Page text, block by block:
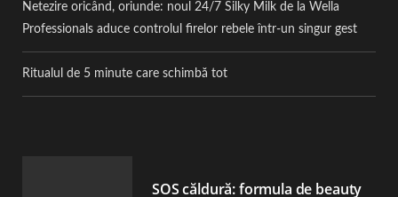
Netezire oricând, oriunde: noul 24/7 Silky Milk de la Wella
Professionals aduce controlul firelor rebele într-un singur gest
Ritualul de 5 minute care schimbă tot
SOS căldură: formula de beauty